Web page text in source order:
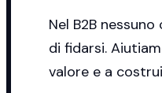
Nel B2B
di fidarsi.
valore e a